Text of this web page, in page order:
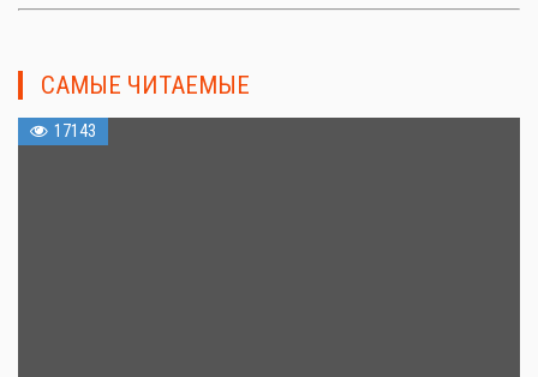
САМЫЕ ЧИТАЕМЫЕ
17143